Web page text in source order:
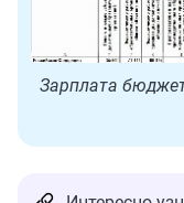
Зарплата